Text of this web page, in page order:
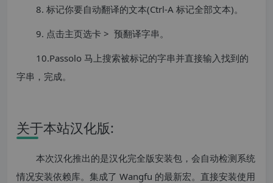
8. 标记你要自动翻译的文本(Ctrl-A 标记全部文本)。
9. 点击主页选卡 > 预翻译字串。
10.Passolo 马上搜索被标记的字串并直接输入找到的
字串，完成。
关于本站汉化版:
本次汉化推出的是汉化完全版安装包，会自动检测系统
情况安装依赖库。集成了 Wangfu 的最新宏。直接安装使用